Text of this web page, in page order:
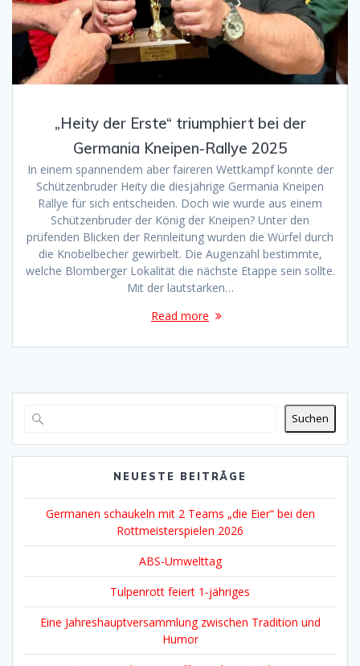
„Heity der Erste“ triumphiert bei der
Germania Kneipen-Rallye 2025
In einem spannendem aber faireren Wettkampf konnte der
Schützenbruder Heity die diesjährige Germania Kneipen
Rallye für sich entscheiden. Doch wie wurde aus einem
Schützenbruder der König der Kneipen? Unter den
prüfenden Blicken der Rennleitung wurden die Würfel durch
die Knobelbecher gewirbelt. Die Augenzahl bestimmte,
welche Blomberger Lokalität die nächste Etappe sein sollte.
Mit der lautstarken…
Read more
Suchen
NEUESTE BEITRÄGE
Germanen schaukeln mit 2 Teams „die Eier“ bei den
Rottmeisterspielen 2026
ABS-Umwelttag
Tulpenrott feiert 1-jähriges
Eine Jahreshauptversammlung zwischen Tradition und
Humor